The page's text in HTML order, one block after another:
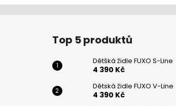
Top 5 produktů
Dětšká židle FUXO S-Line
4 390 Kč
Dětská židle FUXO V-Line
4 390 Kč